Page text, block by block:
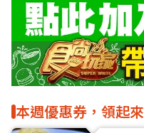
本週優惠券，領起來